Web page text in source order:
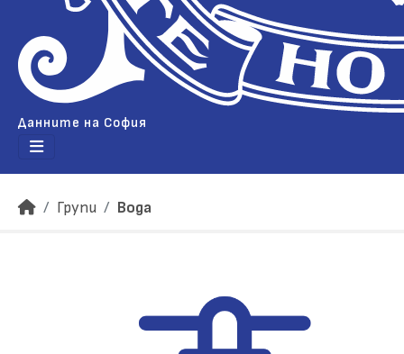
Данните на София
Групи Вода